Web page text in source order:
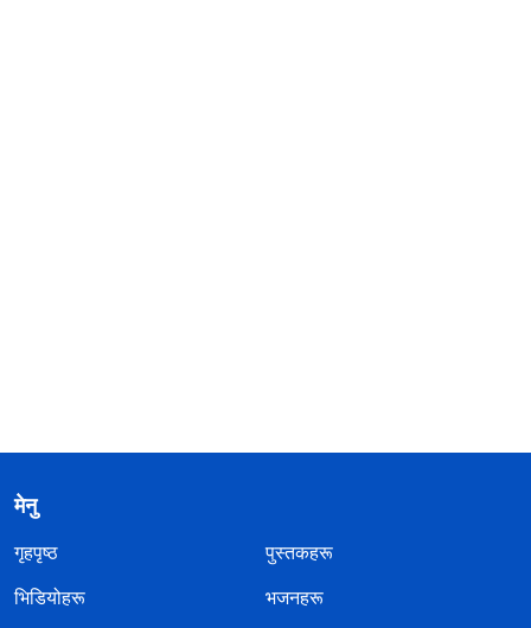
मेनु
गृहपृष्ठ
पुस्तकहरू
भिडियोहरू
भजनहरू